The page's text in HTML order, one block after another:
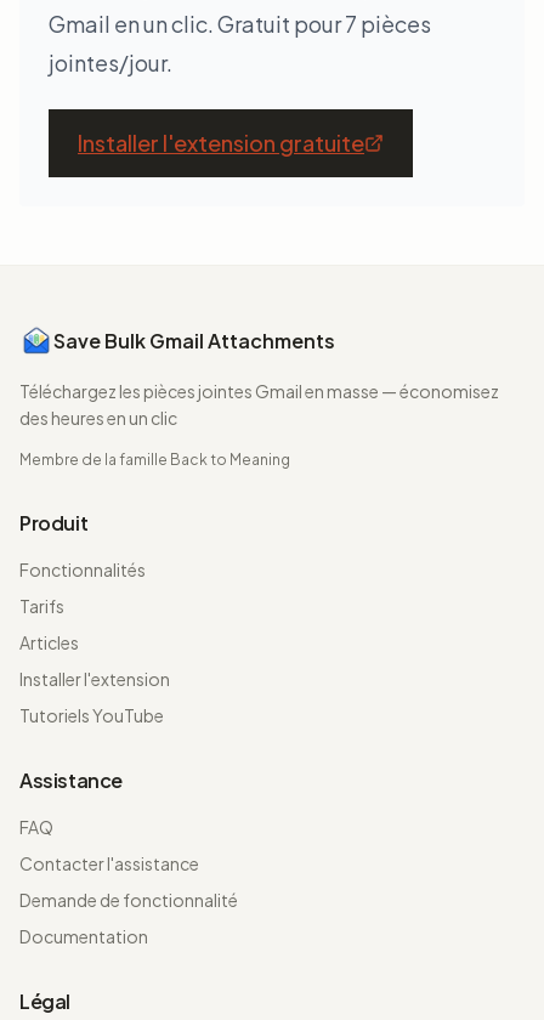
Gmail en un clic. Gratuit pour 7 pièces
jointes/jour.
Installer l'extension gratuite
Save Bulk Gmail Attachments
Téléchargez les pièces jointes Gmail en masse — économisez
des heures en un clic
Membre de la famille Back to Meaning
Produit
Fonctionnalités
Tarifs
Articles
Installer l'extension
Tutoriels YouTube
Assistance
FAQ
Contacter l'assistance
Demande de fonctionnalité
Documentation
Légal